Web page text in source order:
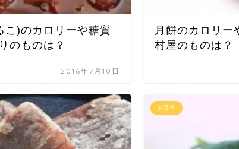
こ)のカロリーや糖質
のものは？
2016年7月10日
月餅のカロリー
村屋のものは？
お菓子